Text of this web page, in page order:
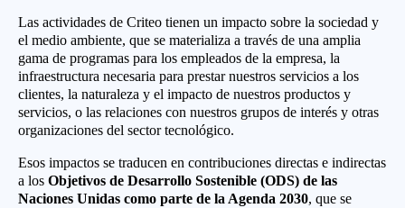
Las actividades de Criteo tienen un impacto sobre la sociedad y
el medio ambiente, que se materializa a través de una amplia
gama de programas para los empleados de la empresa, la
infraestructura necesaria para prestar nuestros servicios a los
clientes, la naturaleza y el impacto de nuestros productos y
servicios, o las relaciones con nuestros grupos de interés y otras
organizaciones del sector tecnológico.
Esos impactos se traducen en contribuciones directas e indirectas
a los Objetivos de Desarrollo Sostenible (ODS) de las
Naciones Unidas como parte de la Agenda 2030, que se